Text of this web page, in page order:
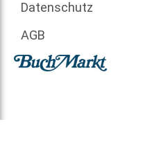
Datenschutz
AGB